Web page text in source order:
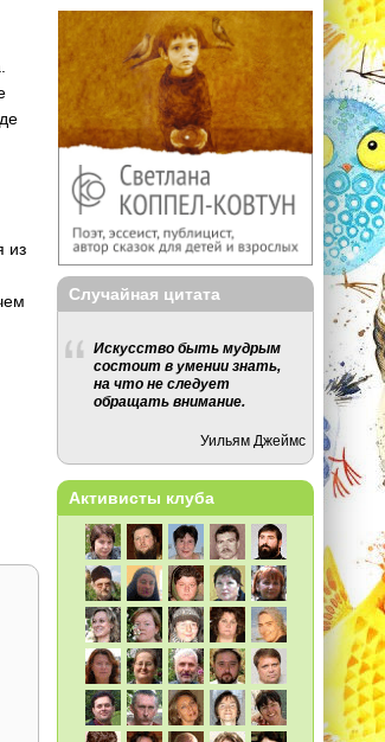
из
Случайная цитата
Искусство быть мудрым
состоит в умении знать,
на что не следует
обращать внимание.
Уильям Джеймс
Активисты клуба